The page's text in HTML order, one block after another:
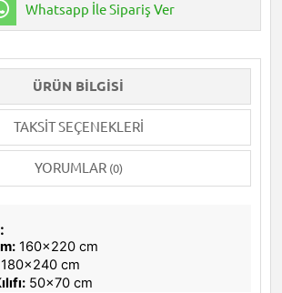
Whatsapp İle Sipariş Ver
ÜRÜN BILGISI
TAKSIT SEÇENEKLERI
YORUMLAR (0)
160x220 cm
180x240 cm
50x70 cm